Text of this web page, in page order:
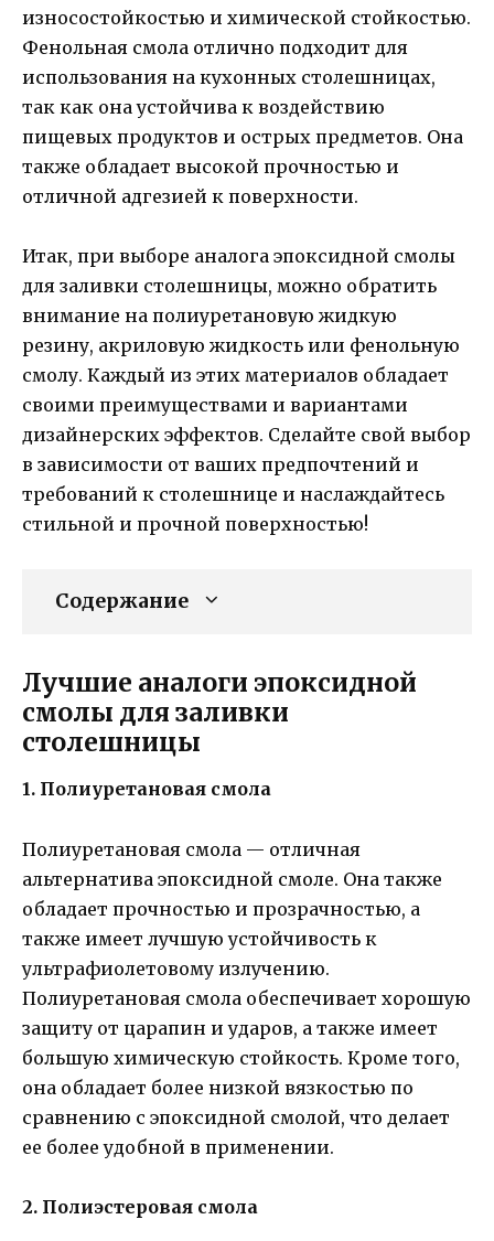
износостойкостью и химической стойкостью.
Фенольная смола отлично подходит для
использования на кухонных столешницах,
так как она устойчива к воздействию
пищевых продуктов и острых предметов. Она
также обладает высокой прочностью и
отличной адгезией к поверхности.
Итак, при выборе аналога эпоксидной смолы
для заливки столешницы, можно обратить
внимание на полиуретановую жидкую
резину, акриловую жидкость или фенольную
смолу. Каждый из этих материалов обладает
своими преимуществами и вариантами
дизайнерских эффектов. Сделайте свой выбор
в зависимости от ваших предпочтений и
требований к столешнице и наслаждайтесь
стильной и прочной поверхностью!
Содержание
Лучшие аналоги эпоксидной
смолы для заливки
столешницы
1. Полиуретановая смола
Полиуретановая смола — отличная
альтернатива эпоксидной смоле. Она также
обладает прочностью и прозрачностью, а
также имеет лучшую устойчивость к
ультрафиолетовому излучению.
Полиуретановая смола обеспечивает хорошую
защиту от царапин и ударов, а также имеет
большую химическую стойкость. Кроме того,
она обладает более низкой вязкостью по
сравнению с эпоксидной смолой, что делает
ее более удобной в применении.
2. Полиэстеровая смола